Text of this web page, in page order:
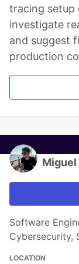
tracing setup
investigate
and suggest
production
Miguel
Software
Cybersecurity,
LOCATION